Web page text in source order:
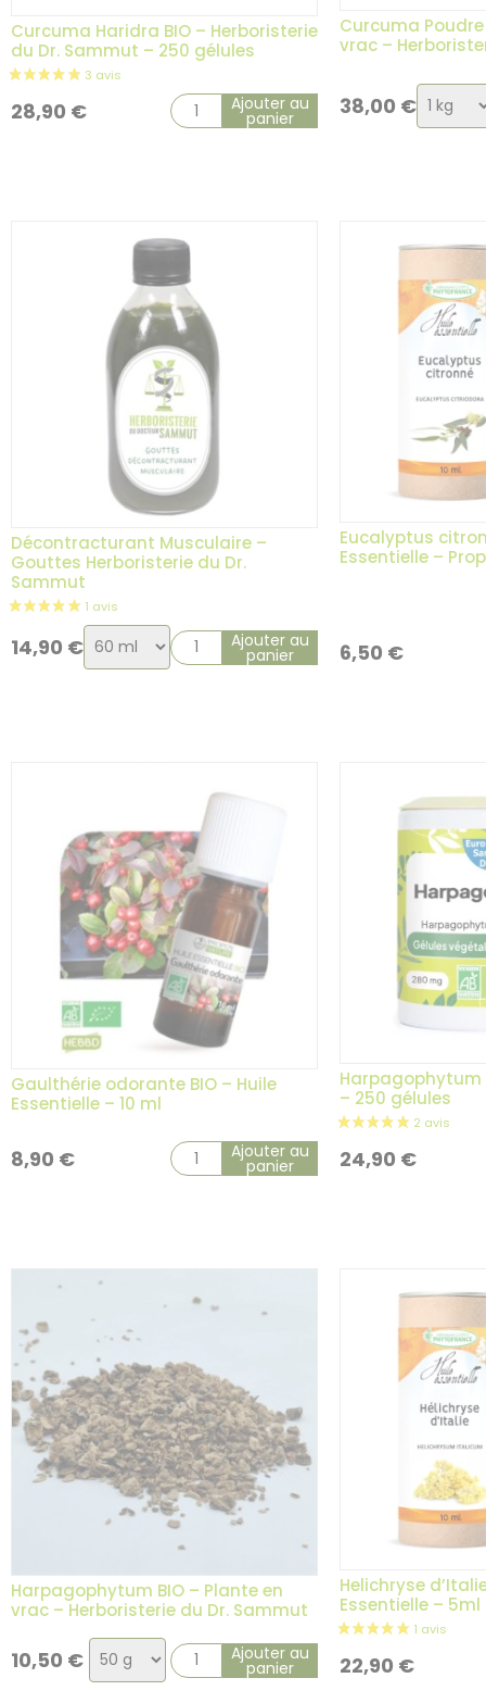
12 avis
Curcuma Haridra BIO – Herboristerie
du Dr. Sammut – 250 gélules
28,90 € Ajouter au
panier
Curcuma
vrac –
38,00 €Choix
de
Décontracturant Musculaire –
Gouttes Herboristerie du Dr.
Sammut
14,90 €Choix
de
Ajouter au
panier
Eucalyptus
Essentielle –
6,50 €
Gaulthérie odorante BIO – Huile
Essentielle – 10 ml
8,90 € Ajouter au
panier
Harpagophytum
– 250 gélules
24,90 €
Harpagophytum BIO – Plante en
vrac – Herboristerie du Dr. Sammut
10,50 € Choix
de
Ajouter au
panier
Helichryse
Essentielle – 5ml
22,90 €